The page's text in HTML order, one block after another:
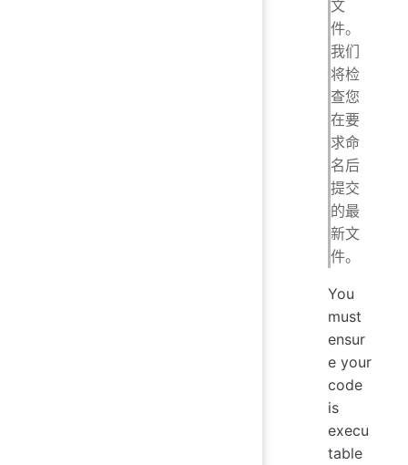
文
件。
我们
将检
查您
在要
求命
名后
提交
的最
新文
件。
You
must
ensur
e your
code
is
execu
table